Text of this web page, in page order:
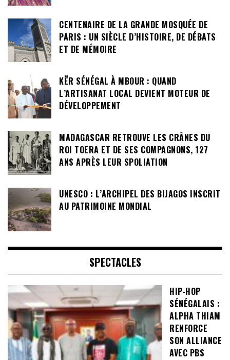
CENTENAIRE DE LA GRANDE MOSQUÉE DE
PARIS : UN SIÈCLE D’HISTOIRE, DE DÉBATS
ET DE MÉMOIRE
KËR SÉNÉGAL À MBOUR : QUAND
L’ARTISANAT LOCAL DEVIENT MOTEUR DE
DÉVELOPPEMENT
MADAGASCAR RETROUVE LES CRÂNES DU
ROI TOERA ET DE SES COMPAGNONS, 127
ANS APRÈS LEUR SPOLIATION
UNESCO : L’ARCHIPEL DES BIJAGOS INSCRIT
AU PATRIMOINE MONDIAL
SPECTACLES
HIP-HOP
SÉNÉGALAIS :
ALPHA THIAM
RENFORCE
SON ALLIANCE
AVEC PBS